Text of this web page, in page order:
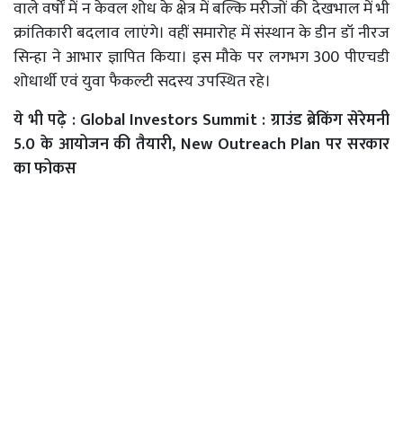
वाले वर्षों में न केवल शोध के क्षेत्र में बल्कि मरीजों की देखभाल में भी
क्रांतिकारी बदलाव लाएंगे। वहीं समारोह में संस्थान के डीन डॉ नीरज
सिन्हा ने आभार ज्ञापित किया। इस मौके पर लगभग 300 पीएचडी
शोधार्थी एवं युवा फैकल्टी सदस्य उपस्थित रहे।
ये भी पढ़े : Global Investors Summit : ग्राउंड ब्रेकिंग सेरेमनी
5.0 के आयोजन की तैयारी, New Outreach Plan पर सरकार
का फोकस